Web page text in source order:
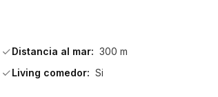
Distancia al mar: 300 m
Living comedor: Si